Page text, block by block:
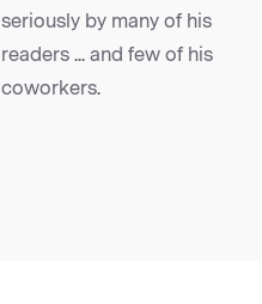
seriously by many of his
readers ... and few of his
coworkers.